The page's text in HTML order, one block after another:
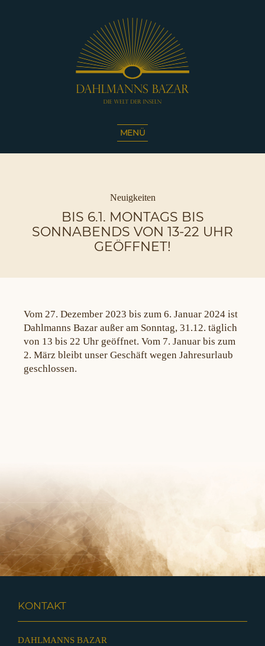
Die
Café
Sassnitz
MENÜ
Kategorien
Neuigkeiten
BIS 6.1. MONTAGS BIS
SONNABENDS VON 13-22 UHR
GEÖFFNET!
Vom 27. Dezember 2023 bis zum 6. Januar 2024 ist
Dahlmanns Bazar außer am Sonntag, 31.12. täglich
von 13 bis 22 Uhr geöffnet. Vom 7. Januar bis zum
2. März bleibt unser Geschäft wegen Jahresurlaub
geschlossen.
KONTAKT
DAHLMANNS BAZAR